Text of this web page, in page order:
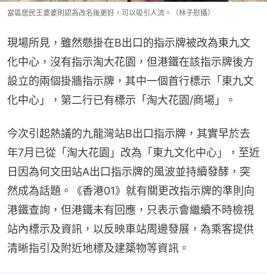
當區居民王婆婆則認為改名後更好，可以吸引人流。（林子慰攝）
現場所見，雖然懸掛在B出口的指示牌被改為東九文
化中心，沒有指示淘大花園，但港鐵在該指示牌後方
設立的兩個掛牆指示牌，其中一個首行標示「東九文
化中心」，第二行已有標示「淘大花園/商場」。
今次引起熱議的九龍灣站B出口指示牌，其實早於去
年7月已從「淘大花園」改為「東九文化中心」，至近
日因為何文田站A出口指示牌的風波並持續發酵，突
然成為話題。《香港01》就有關更改指示牌的準則向
港鐵查詢，但港鐵未有回應，只表示會繼續不時檢視
站內標示及資訊，以反映車站周邊發展，為乘客提供
清晰指引及附近地標及建築物等資訊。